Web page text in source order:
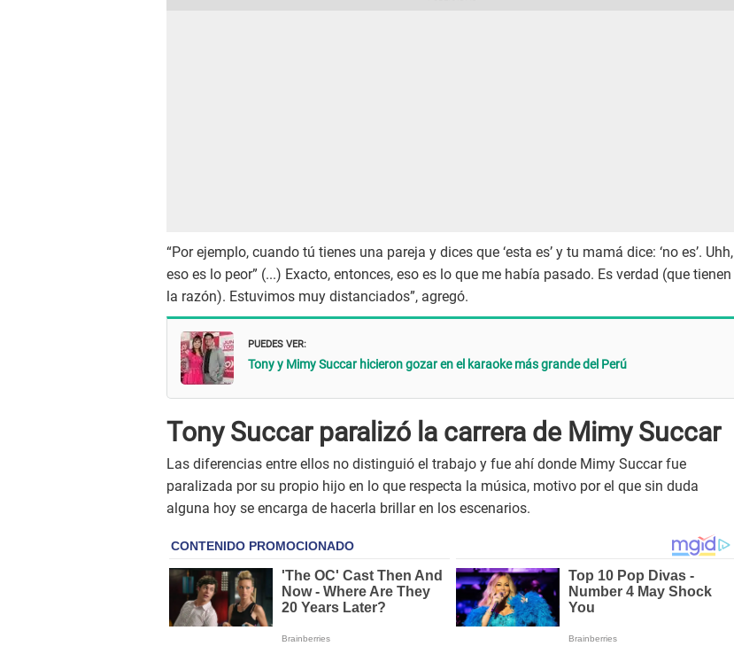
“Por ejemplo, cuando tú tienes una pareja y dices que ‘esta es’ y tu mamá dice: ‘no es’. Uhh,
eso es lo peor” (...) Exacto, entonces, eso es lo que me había pasado. Es verdad (que tienen
la razón). Estuvimos muy distanciados”, agregó.
PUEDES VER:
Tony y Mimy Succar hicieron gozar en el karaoke más grande del Perú
Tony Succar paralizó la carrera de Mimy Succar
Las diferencias entre ellos no distinguió el trabajo y fue ahí donde Mimy Succar fue
paralizada por su propio hijo en lo que respecta la música, motivo por el que sin duda
alguna hoy se encarga de hacerla brillar en los escenarios.